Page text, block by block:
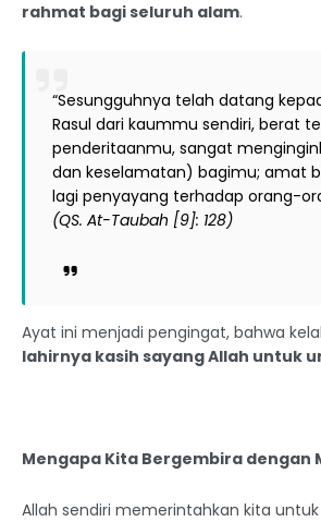
rahmat bagi seluruh alam.
“Sesungguhnya telah datang
Rasul dari kaummu sendiri, berat
penderitaanmu, sangat
dan keselamatan) bagimu; amat
lagi penyayang terhadap orang-
(QS. At-Taubah [9]: 128)
Ayat ini menjadi pengingat, bahwa
lahirnya kasih sayang Allah untuk
Mengapa Kita Bergembira dengan
Allah sendiri memerintahkan kita